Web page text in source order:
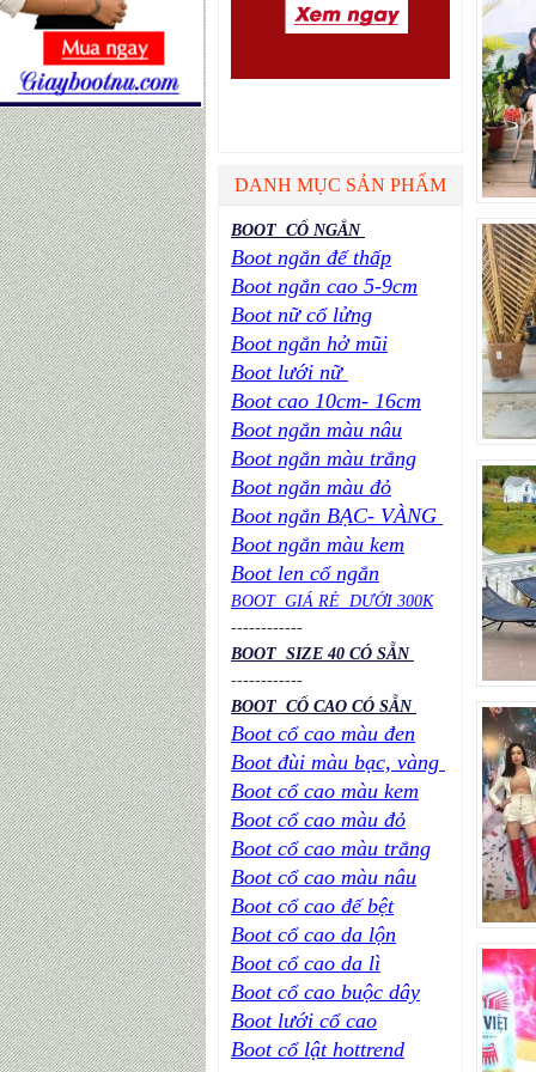
DANH MỤC SẢN PHẨM
BOOT CỔ NGẮN
Boot ngắn đế thấp
Boot ngắn cao 5-9cm
Boot nữ cổ lửng
Boot ngắn hở mũi
Boot lưới nữ
Boot cao 10cm- 16cm
Boot ngắn màu nâu
Boot ngắn màu trắng
Boot ngắn màu đỏ
Boot ngắn BẠC- VÀNG
Boot ngắn màu kem
Boot len cổ ngắn
BOOT GIÁ RẺ DƯỚI 300K
------------
BOOT SIZE 40 CÓ SẴN
------------
BOOT CỔ CAO CÓ SẴN
Boot cổ cao màu đen
Boot đùi màu bạc, vàng
Boot cổ cao màu kem
Boot cổ cao màu đỏ
Boot cổ cao màu trắng
Boot cổ cao màu nâu
Boot cổ cao đế bệt
Boot cổ cao da lộn
Boot cổ cao da lì
Boot cổ cao buộc dây
Boot lưới cổ cao
Boot cổ lật hottrend